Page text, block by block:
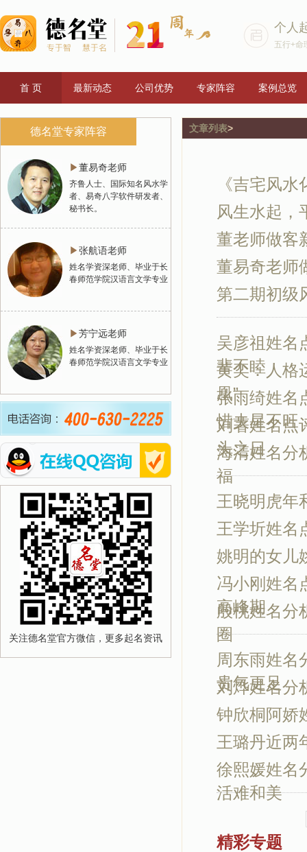
个人
五行+命
首 页 最新动态 公司优势 专家阵容 案例总览
德名堂专家阵容
▶董易奇老师
齐鲁人士、国际知名风水学
者、易奇八字软件研发者、
秘书长。
▶张航语老师
姓名学资深老师、毕业于长
春师范学院汉语言文学专业
▶芳宁远老师
姓名学资深老师、毕业于长
春师范学院汉语言文学专业
关注德名堂官方微信，更多起名资讯
文章列表>
《吉宅风
风生水起
董老师做客
董易奇老师
第二期初级
吴彦祖姓名
辈不睦
黄奕：人格
凰”
张雨绮姓名
惜夫星不旺
刘著姓名点
头之日
海清姓名分
福
王晓明虎年
王学圻姓
姚明的女儿
冯小刚姓名
高峰期
殷桃姓名分
圈
周东雨姓名
贵气更足
刘烨姓名分
钟欣桐阿娇
王璐丹近两
徐熙媛姓名
活难和美
精彩专题